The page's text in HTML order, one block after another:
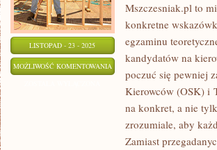
LISTOPAD - 23 - 2025
MOŻLIWOŚĆ KOMENTOWANIA
Mszczesniak.pl to
konkretne
egzaminu
kandydatów na
poczuć się pewniej
Kierowców (OSK) i
na konkret, a nie
zrozumiale, aby
Zamiast